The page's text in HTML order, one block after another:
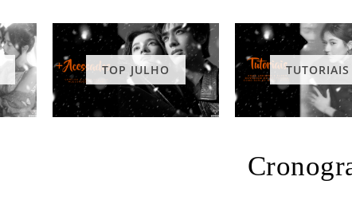
TOP JULHO TUTORIAIS